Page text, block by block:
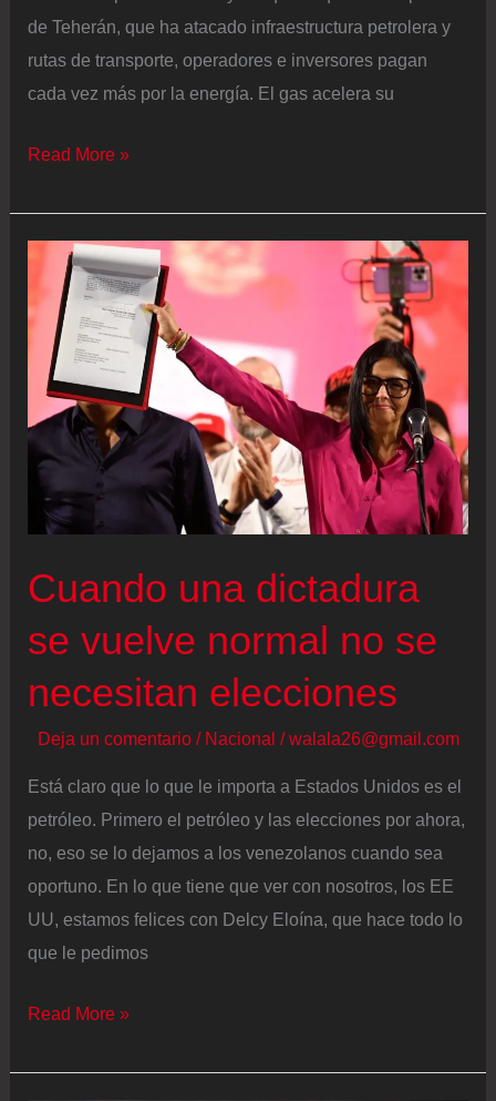
de Teherán, que ha atacado infraestructura petrolera y
rutas de transporte, operadores e inversores pagan
cada vez más por la energía. El gas acelera su
El
se
dispara
30%
petróleo
sigue
alza
el
de
la
en
el
golfo
Pérsico
Read More »
Cuando una dictadura
se vuelve normal no se
necesitan elecciones
Deja un comentario / Nacional /walala26@gmail.com
Está claro que lo que le importa a Estados Unidos es el
petróleo. Primero el petróleo y las elecciones por ahora,
no, eso se lo dejamos a los venezolanos cuando sea
oportuno. En lo que tiene que ver con nosotros, los EE
UU, estamos felices con Delcy Eloína, que hace todo lo
que le pedimos
Cuando
dictadura
Read More »